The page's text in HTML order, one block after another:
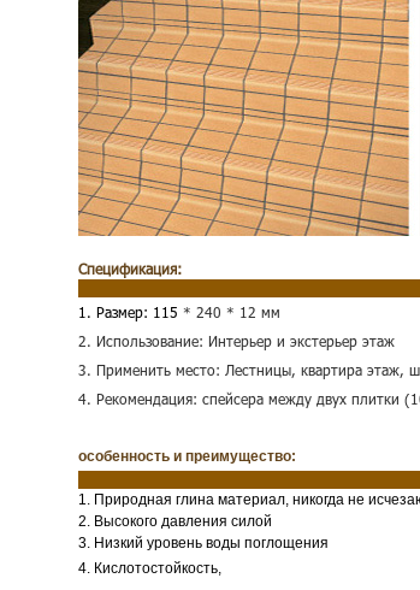
Спецификация:
1. Размер: 115 * 240 * 12 мм
2. Использование: Интерьер и экстерьер этаж
3. Применить место: Лестницы, квартира этаж,
4. Рекомендация: спейсера между двух плитки
особенность и преимущество:
1. Природная глина материал, никогда не
2. Высокого давления силой
3. Низкий уровень воды поглощения
4. Кислотостойкость,